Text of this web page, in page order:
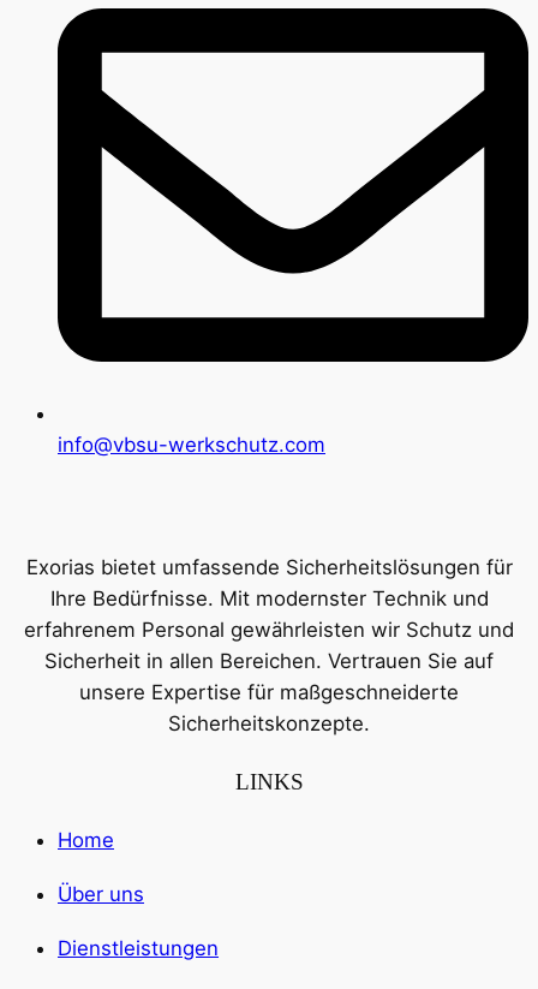
info@vbsu-werkschutz.com
Exorias bietet umfassende Sicherheitslösungen für
Ihre Bedürfnisse. Mit modernster Technik und
erfahrenem Personal gewährleisten wir Schutz und
Sicherheit in allen Bereichen. Vertrauen Sie auf
unsere Expertise für maßgeschneiderte
Sicherheitskonzepte.
LINKS
Home
Über uns
Dienstleistungen